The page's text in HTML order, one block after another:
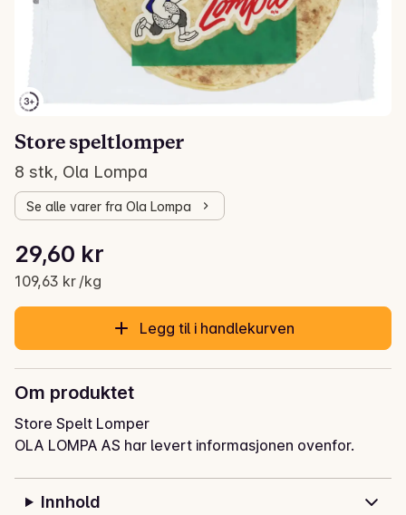
Store speltlomper
8 stk, Ola Lompa
Se alle varer fra Ola Lompa
Gjeldende pris er: 29,60 kr
29,60 kr
109,63 kr /kg
Stykkpris: 109,63 kr /kg
Legg til i handlekurven
Om produktet
Store Spelt Lomper
OLA LOMPA AS har levert informasjonen ovenfor.
Innhold